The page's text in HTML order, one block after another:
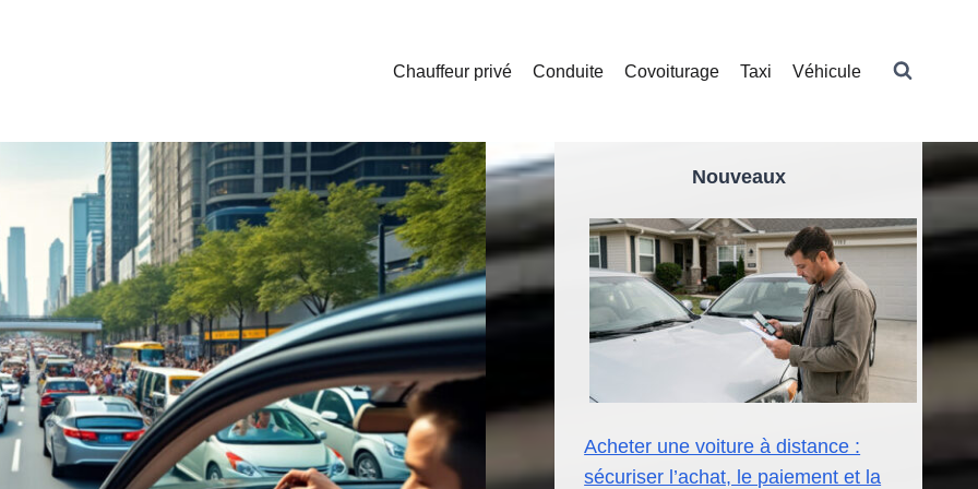
Chauffeur privé Conduite Covoiturage Taxi Véhicule
Nouveaux
Acheter une voiture à distance :
sécuriser l’achat, le paiement et la